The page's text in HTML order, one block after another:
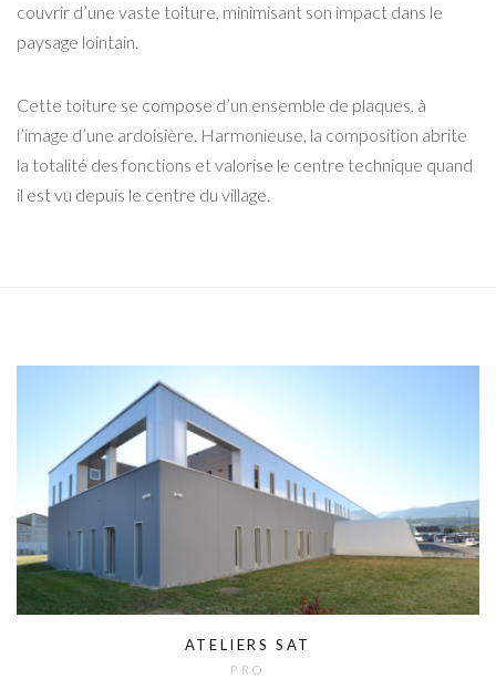
couvrir d’une vaste toiture, minimisant son impact dans le
paysage lointain.
Cette toiture se compose d’un ensemble de plaques, à
l’image d’une ardoisière. Harmonieuse, la composition abrite
la totalité des fonctions et valorise le centre technique quand
il est vu depuis le centre du village.
ATELIERS SAT
PRO